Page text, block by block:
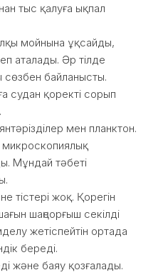
тыс қалуға ықпал
мойнына ұқсайды,
аталады. Әр тілде
сөзбен байланысты.
судан қоректі сорып
мен планктон.
микроскопиялық
Мұндай тәбеті
тістері жоқ. Қорегін
шаңсорғыш секілді
жетіспейтін ортада
береді.
және баяу қозғалады.